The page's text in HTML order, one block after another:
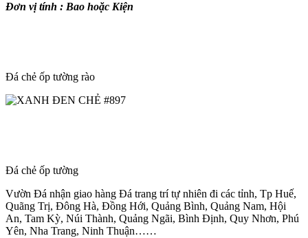
Đơn vị tính : Bao hoặc Kiện
Đá chẻ ốp tường rào
Đá chẻ ốp tường
Vườn Đá nhận giao hàng Đá trang trí tự nhiên đi các tỉnh, Tp Huế,
Quãng Trị, Đông Hà, Đồng Hới, Quảng Bình, Quảng Nam, Hội
An, Tam Kỳ, Núi Thành, Quảng Ngãi, Bình Định, Quy Nhơn, Phú
Yên, Nha Trang, Ninh Thuận……